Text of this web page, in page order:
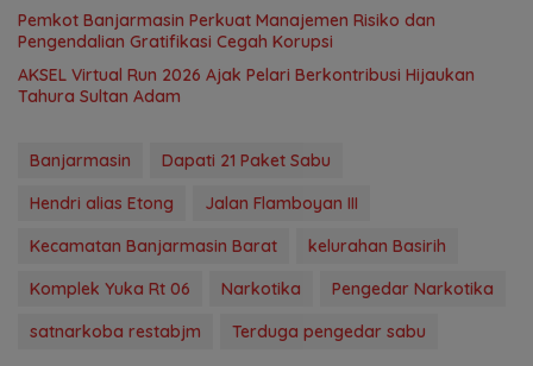
Pemkot Banjarmasin Perkuat Manajemen Risiko dan
Pengendalian Gratifikasi Cegah Korupsi
AKSEL Virtual Run 2026 Ajak Pelari Berkontribusi Hijaukan
Tahura Sultan Adam
Banjarmasin
Dapati 21 Paket Sabu
Hendri alias Etong
Jalan Flamboyan III
Kecamatan Banjarmasin Barat
kelurahan Basirih
Komplek Yuka Rt 06
Narkotika
Pengedar Narkotika
satnarkoba restabjm
Terduga pengedar sabu